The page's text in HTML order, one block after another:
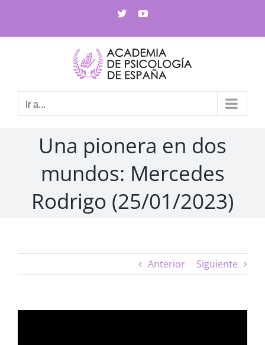
contenido
X YouTube
Ir a...
Una pionera en dos
mundos: Mercedes
Rodrigo (25/01/2023)
Anterior Siguiente